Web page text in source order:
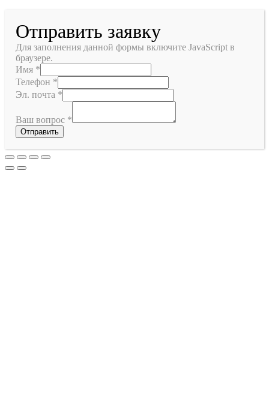
Отправить заявку
Для заполнения данной формы включите JavaScript в
браузере.
Имя *
Телефон *
Эл. почта *
Ваш вопрос *
Отправить